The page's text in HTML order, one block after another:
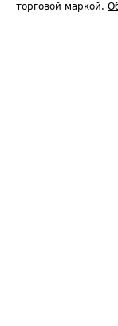
торговой маркой.